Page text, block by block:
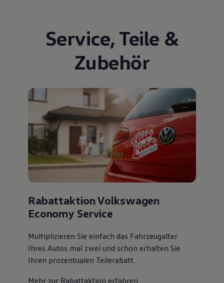
Service, Teile &
Zubehör
Rabattaktion Volkswagen
Economy Service
Multiplizieren Sie einfach das Fahrzeugalter
Ihres Autos mal zwei und schon erhalten Sie
Ihren prozentualen Teilerabatt.
Mehr zur Rabattaktion erfahren